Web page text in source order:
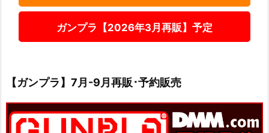
ガンプラ【2026年3月再販】予定
【ガンプラ】7月-9月再販･予約販売